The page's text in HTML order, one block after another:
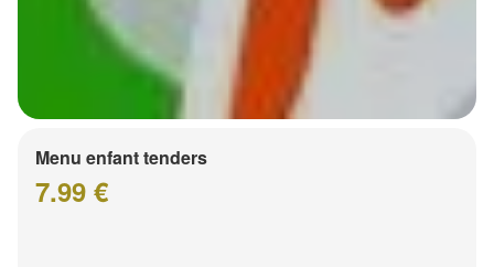
Menu enfant tenders
7.99 €